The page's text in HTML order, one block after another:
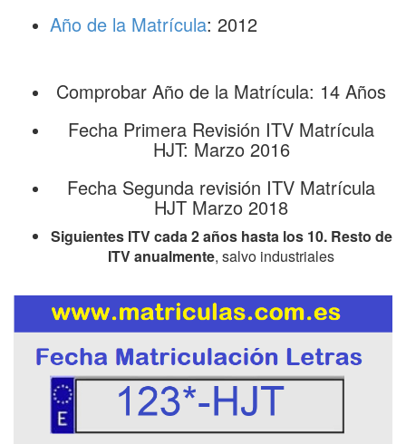
Año de la Matrícula: 2012
Comprobar Año de la Matrícula: 14 Años
Fecha Primera Revisión ITV Matrícula
HJT: Marzo 2016
Fecha Segunda revisión ITV Matrícula
HJT Marzo 2018
Siguientes ITV cada 2 años hasta los 10. Resto de
ITV anualmente, salvo industriales